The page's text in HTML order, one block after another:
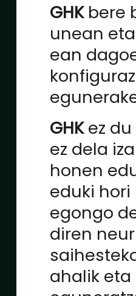
GHKbere
unean
ean
GHKez du
ez dela
honen
eduki
egongo
diren
ahalik eta